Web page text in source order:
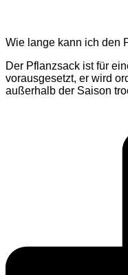
Wie lange kann ich den
Der Pflanzsack ist für
vorausgesetzt, er wird
außerhalb der Saison